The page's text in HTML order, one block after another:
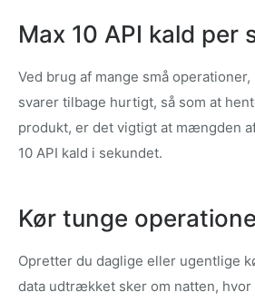
Max 10 API kald per
Ved brug af mange små
svarer tilbage hurtigt, så som at
produkt, er det vigtigt at mængden
10 API kald i sekundet.
Kør tunge
Opretter du daglige eller ugentlige
data udtrækket sker om natten,